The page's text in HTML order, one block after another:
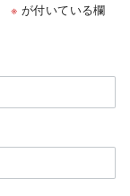
※ が付いている欄